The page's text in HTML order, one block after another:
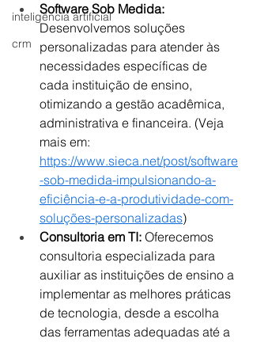
inteligência artificial
crm
Software Sob Medida:
Desenvolvemos soluções
personalizadas para atender às
necessidades específicas de
cada instituição de ensino,
otimizando a gestão acadêmica,
administrativa e financeira. (Veja
mais em:
https://www.sieca.net/post/software
-sob-medida-impulsionando-a-
eficiência-e-a-produtividade-com-
soluções-personalizadas)
Consultoria em TI: Oferecemos
consultoria especializada para
auxiliar as instituições de ensino a
implementar as melhores práticas
de tecnologia, desde a escolha
das ferramentas adequadas até a